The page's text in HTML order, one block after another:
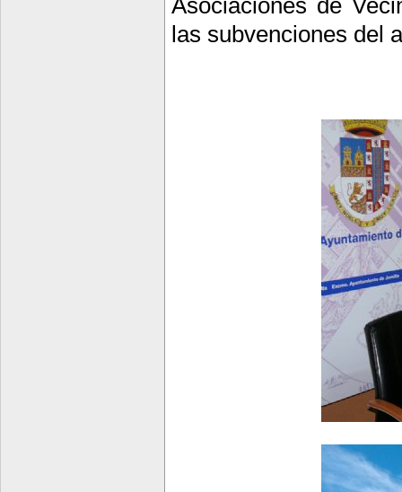
Asociaciones de
las subvenciones del